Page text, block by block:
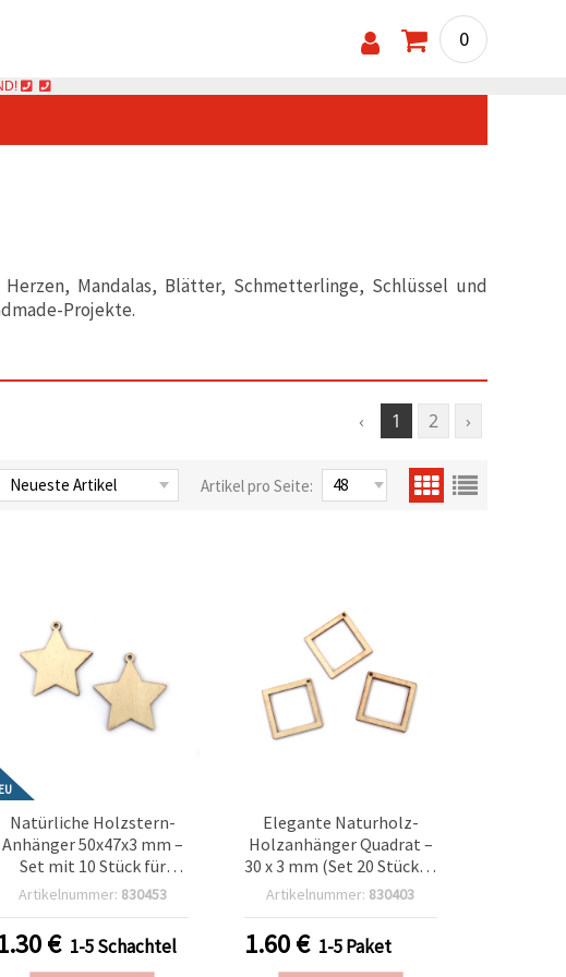
0
Mandalas, Blätter, Schmetterlinge, Schlüssel und
Projekte.
‹ 1 2 ›
Artikel pro Seite:
Natürliche Holzstern-
Anhänger 50x47x3 mm –
Set mit 10 Stück für
festliche Deko, Schmuck
Artikelnummer: 830453
€ 1-5 Schachtel
Elegante Naturholz-
Holzanhänger Quadrat –
30 x 3 mm (Set 20 Stück) –
Ideal für DIY-Schmuck,
Scrapbooking & Deko
Artikelnummer: 830403
1.60€ 1-5 Paket